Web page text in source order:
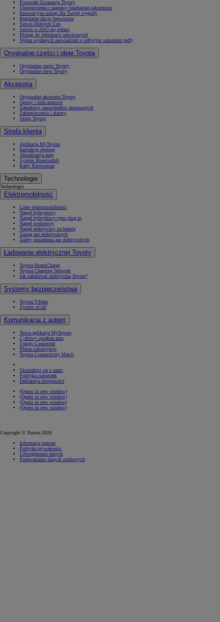
Pozostałe Gwarancje Toyoty
Ubezpieczenia i naprawy blacharsko-lakiernicze
Innowacyjne usługi dla Twojej wygody
Bezpłatne Akcje Serwisowe
Serwis Dobrych Cen
Serwis w ASO się opłaca
Dostęp do informacji serwisowych
Wykaz wydanych zaświadczeń o odbytym szkoleniu (pdf)
Oryginalne części i oleje Toyota
Oryginalne części Toyoty
Oryginalne oleje Toyoty
Akcesoria
Oryginalne akcesoria Toyoty
Opony i koła zimowe
Zabudowy samochodów dostawczych
Zabezpieczenia i alarmy
Sklep Toyoty
Strefa klienta
Aplikacja MyToyota
Instrukcje obsługi
Aktualizacja map
System Bluetooth®
Karty Ratownicze
Technologie
Technologie
Elektromobilność
Lider elektromobilności
Napęd hybrydowy
Napęd hybrydowy typu plug-in
Napęd wodorowy
Napęd elektryczny na baterię
Zasięg aut elektrycznych
Zalety posiadania aut elektrycznych
Ładowanie elektrycznej Toyoty
Toyota HomeCharge
Toyota Charging Network
Jak naładować elektryczną Toyotę?
Systemy bezpieczeństwa
Toyota T-Mate
System eCall
Komunikacja z autem
Nowa aplikacja MyToyota
Cyfrowy opiekun auta
Usługi Connected
Płatne subskrypcje
Toyota Connectivity Match
Skontaktuj się z nami
Polityka ciasteczek
Deklaracja dostępności
(Opens in new window)
(Opens in new window)
(Opens in new window)
(Opens in new window)
Copyright © Toyota 2026
Informacje prawne
Polityka prywatności
Udostępnianie danych
Przetwarzanie danych osobowych